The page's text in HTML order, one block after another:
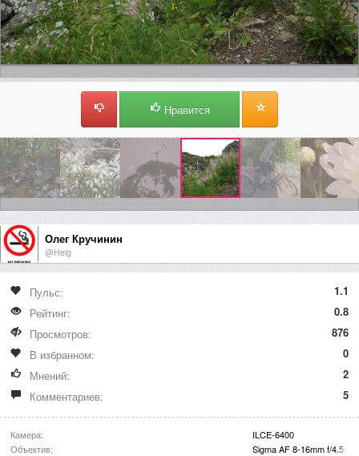
Нравится
Олег Кручинин
@Helg
Пульс:
1.1
Рейтинг:
0.8
Просмотров:
876
В избранном:
0
Мнений:
2
Комментариев:
5
Камера:
ILCE-6400
Объектив:
Sigma AF 8-16mm f/4.5-